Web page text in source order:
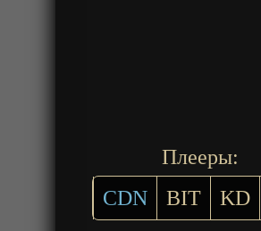
Плееры:
CDN
BIT KD